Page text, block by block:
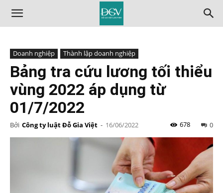
Doanh nghiệp Thành lập doanh nghiệp
Bảng tra cứu lương tối thiểu
vùng 2022 áp dụng từ
01/7/2022
Bởi Công ty luật Đỗ Gia Việt - 16/06/2022 0
678